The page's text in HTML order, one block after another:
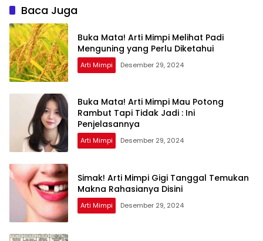
Baca Juga
Buka Mata! Arti Mimpi Melihat Padi
Menguning yang Perlu Diketahui
Arti Mimpi Desember 29, 2024
Buka Mata! Arti Mimpi Mau Potong
Rambut Tapi Tidak Jadi : Ini
Penjelasannya
Arti Mimpi Desember 29, 2024
Simak! Arti Mimpi Gigi Tanggal Temukan
Makna Rahasianya Disini
Arti Mimpi Desember 29, 2024